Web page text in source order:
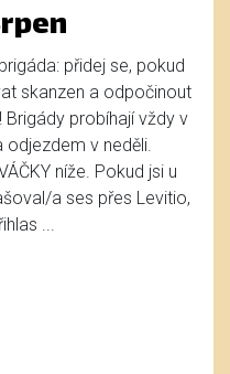
přidej se, pokud
skanzen a odpočinout
probíhají vždy v
v neděli.
níže. Pokud jsi u
a ses přes Levitio,
...